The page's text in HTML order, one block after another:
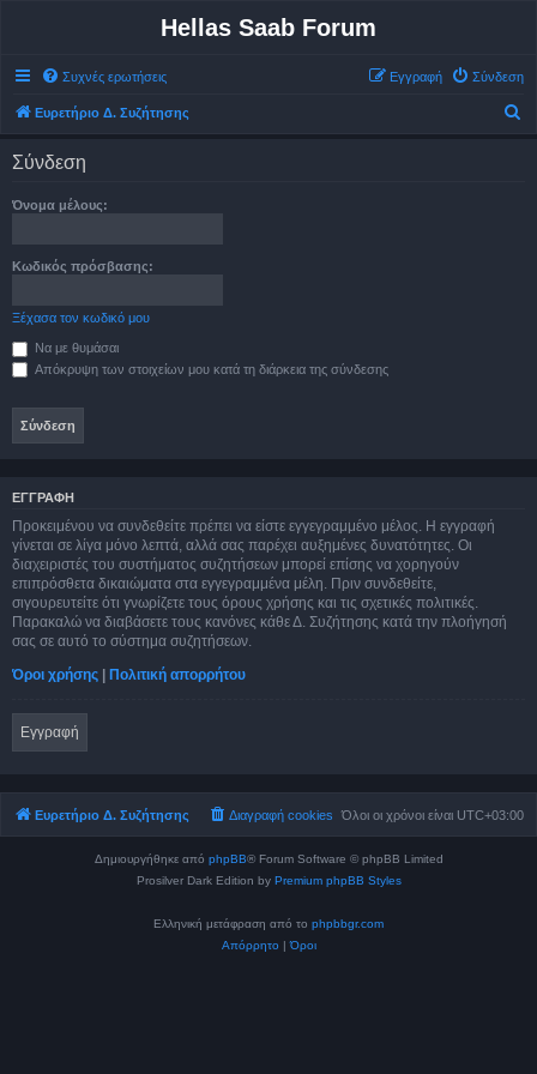
Hellas Saab Forum
Συχνές ερωτήσεις Σύνδεση
Εγγραφή
Ευρετήριο Δ. Συζήτησης
Σύνδεση
Όνομα μέλους:
Κωδικός πρόσβασης:
Ξέχασα τον κωδικό μου
Να με θυμάσαι
Απόκρυψη των στοιχείων μου κατά τη διάρκεια της σύνδεσης
ΕΓΓΡΑΦΉ
Προκειμένου να συνδεθείτε πρέπει να είστε εγγεγραμμένο μέλος. Η εγγραφή
γίνεται σε λίγα μόνο λεπτά, αλλά σας παρέχει αυξημένες δυνατότητες. Οι
διαχειριστές του συστήματος συζητήσεων μπορεί επίσης να χορηγούν
επιπρόσθετα δικαιώματα στα εγγεγραμμένα μέλη. Πριν συνδεθείτε,
σιγουρευτείτε ότι γνωρίζετε τους όρους χρήσης και τις σχετικές πολιτικές.
Παρακαλώ να διαβάσετε τους κανόνες κάθε Δ. Συζήτησης κατά την πλοήγησή
σας σε αυτό το σύστημα συζητήσεων.
Όροι χρήσης | Πολιτική απορρήτου
Εγγραφή
Ευρετήριο Δ. Συζήτησης Όλοι οι χρόνοι είναι UTC+03:00
Διαγραφή cookies
Δημιουργήθηκε από phpBB® Forum Software © phpBB Limited
Prosilver Dark Edition by Premium phpBB Styles
Ελληνική μετάφραση από το phpbbgr.com
Απόρρητο |Όροι